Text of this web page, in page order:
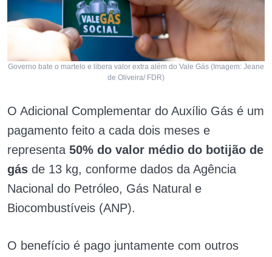
Governo bate o martelo e libera valor extra além do Vale Gás (Imagem: Jeane
de Oliveira/ FDR)
O Adicional Complementar do Auxílio Gás é um
pagamento feito a cada dois meses e
representa 50% do valor médio do botijão de
gás de 13 kg, conforme dados da Agência
Nacional do Petróleo, Gás Natural e
Biocombustíveis (ANP).
O benefício é pago juntamente com outros